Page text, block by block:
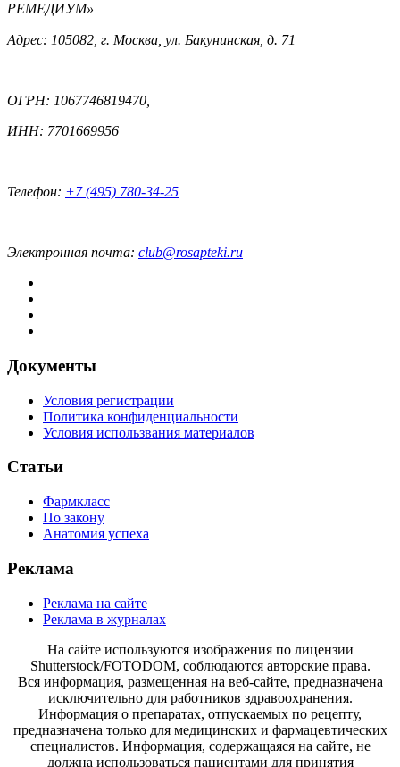
РЕМЕДИУМ»
Адрес: 105082, г. Москва, ул. Бакунинская, д. 71
ОГРН: 1067746819470,
ИНН: 7701669956
Телефон: +7 (495) 780-34-25
Электронная почта: club@rosapteki.ru
Документы
Условия регистрации
Политика конфиденциальности
Условия использвания материалов
Статьи
Фармкласс
По закону
Анатомия успеха
Реклама
Реклама на сайте
Реклама в журналах
На сайте используются изображения по лицензии
Shutterstock/FOTODOM, соблюдаются авторские права.
Вся информация, размещенная на веб-сайте, предназначена
исключительно для работников здравоохранения.
Информация о препаратах, отпускаемых по рецепту,
предназначена только для медицинских и фармацевтических
специалистов. Информация, содержащаяся на сайте, не
должна использоваться пациентами для принятия